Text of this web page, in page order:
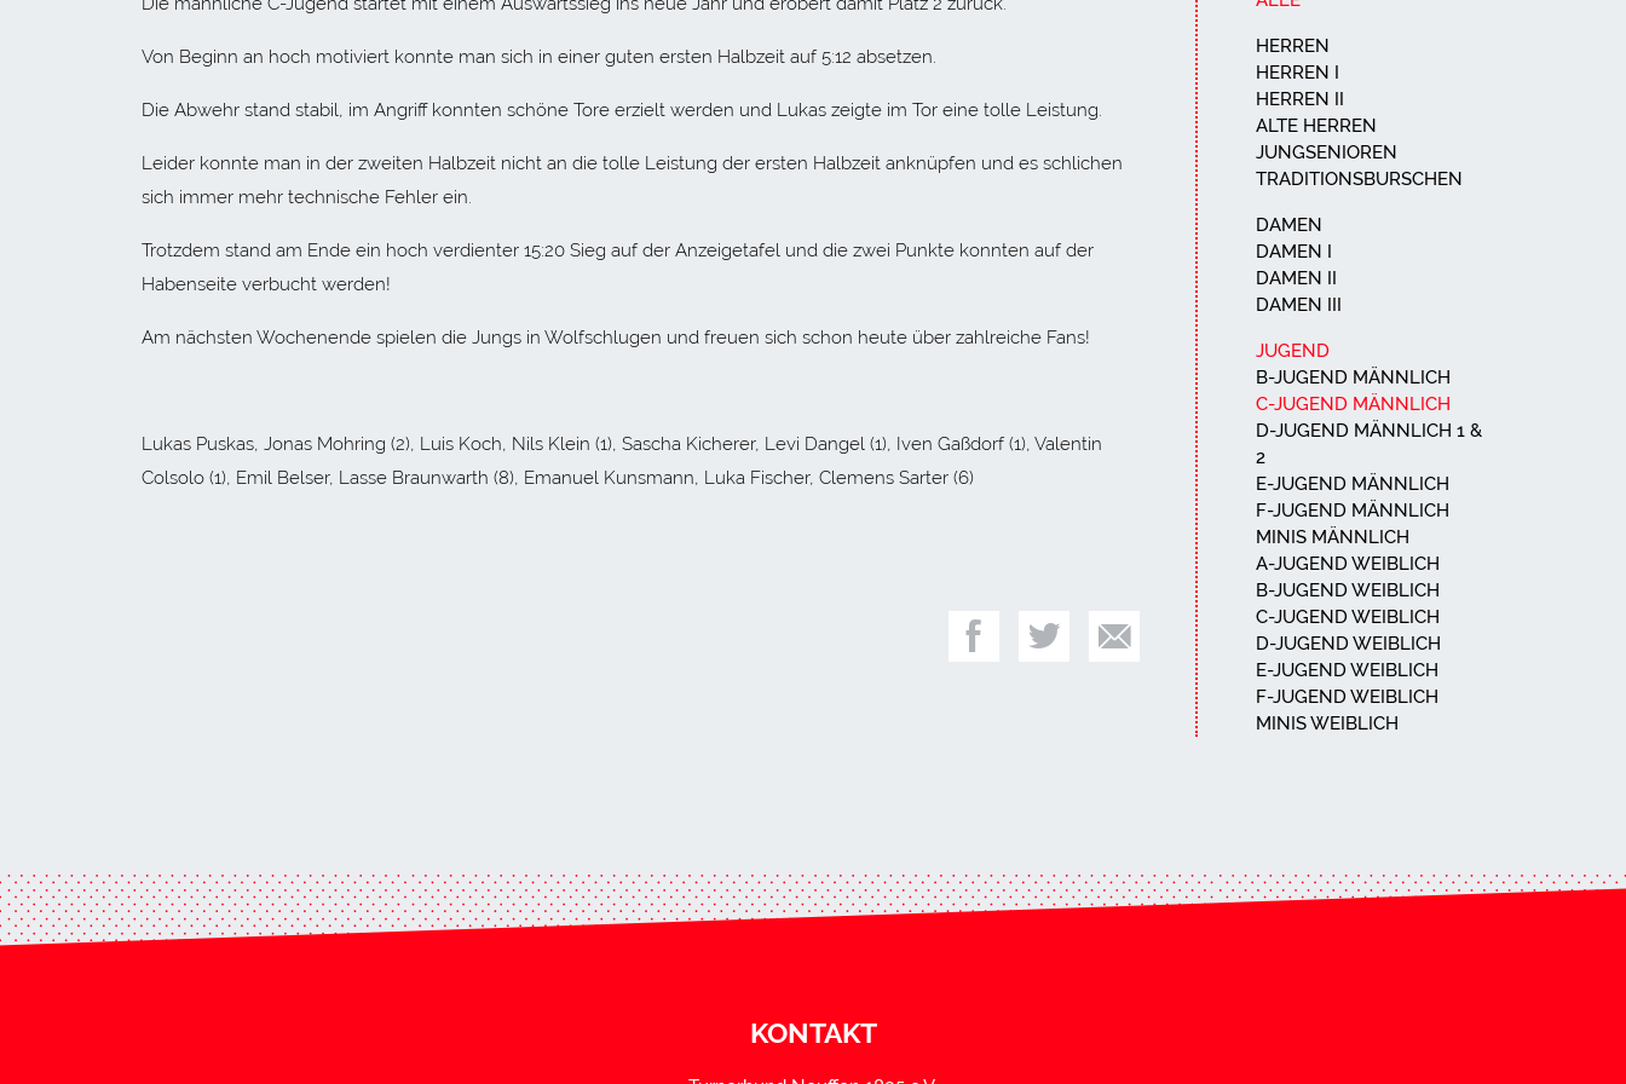
Von Beginn an hoch motiviert konnte man sich in einer guten ersten Halbzeit auf 5:12 absetzen.
Die Abwehr stand stabil, im Angriff konnten schöne Tore erzielt werden und Lukas zeigte im Tor eine tolle Leistung.
Leider konnte man in der zweiten Halbzeit nicht an die tolle Leistung der ersten Halbzeit anknüpfen und es schlichen
sich immer mehr technische Fehler ein.
Trotzdem stand am Ende ein hoch verdienter 15:20 Sieg auf der Anzeigetafel und die zwei Punkte konnten auf der
Habenseite verbucht werden!
Am nächsten Wochenende spielen die Jungs in Wolfschlugen und freuen sich schon heute über zahlreiche Fans!
Lukas Puskas, Jonas Mohring (2), Luis Koch, Nils Klein (1), Sascha Kicherer, Levi Dangel (1), Iven Gaßdorf (1), Valentin
Colsolo (1), Emil Belser, Lasse Braunwarth (8), Emanuel Kunsmann, Luka Fischer, Clemens Sarter (6)
HERREN
HERREN I
HERREN II
ALTE HERREN
JUNGSENIOREN
TRADITIONSBURSCHEN
DAMEN
DAMEN I
DAMEN II
DAMEN III
JUGEND
B-JUGEND MÄNNLICH
C-JUGEND MÄNNLICH
D-JUGEND MÄNNLICH 1 &
2
E-JUGEND MÄNNLICH
F-JUGEND MÄNNLICH
MINIS MÄNNLICH
A-JUGEND WEIBLICH
B-JUGEND WEIBLICH
C-JUGEND WEIBLICH
D-JUGEND WEIBLICH
E-JUGEND WEIBLICH
F-JUGEND WEIBLICH
MINIS WEIBLICH
KONTAKT